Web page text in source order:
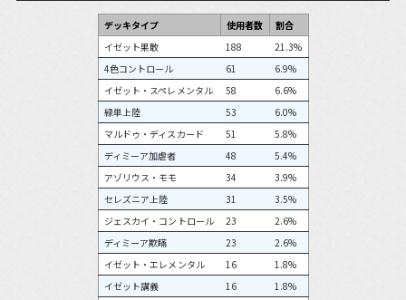
デッキタイプ 使用者数
割合
イゼット果敢
188
21.3%
4色コントロール
61
6.9%
イゼット・スペレメンタル
58
6.6%
緑単上陸
53
6.0%
マルドゥ・ディスカード
51
5.8%
ディミーア加虐者
48
5.4%
アゾリウス・モモ
34
3.9%
セレズニア上陸
31
3.5%
ジェスカイ・コントロール
23
2.6%
ディミーア欺瞞
23
2.6%
イゼット・エレメンタル
16
1.8%
イゼット講義
16
1.8%